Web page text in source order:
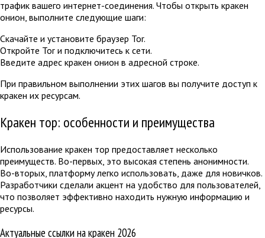
трафик вашего интернет-соединения. Чтобы открыть кракен
онион, выполните следующие шаги:
Скачайте и установите браузер Tor.
Откройте Tor и подключитесь к сети.
Введите адрес кракен онион в адресной строке.
При правильном выполнении этих шагов вы получите доступ к
кракен их ресурсам.
Кракен тор: особенности и преимущества
Использование кракен тор предоставляет несколько
преимуществ. Во-первых, это высокая степень анонимности.
Во-вторых, платформу легко использовать, даже для новичков.
Разработчики сделали акцент на удобство для пользователей,
что позволяет эффективно находить нужную информацию и
ресурсы.
Актуальные ссылки на кракен 2026